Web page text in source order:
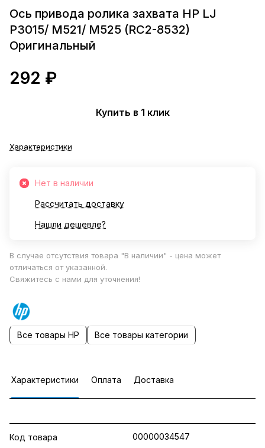
Ось привода ролика захвата HP LJ
P3015/ M521/ M525 (RC2-8532)
Оригинальный
292 ₽
Купить в 1 клик
Характеристики
Нет в наличии
Рассчитать доставку
Нашли дешевле?
В случае отсутствия товара "В наличии" - цена может
отличаться от указанной.
Свяжитесь с нами для уточнения!
Все товары HP Все товары категории
Характеристики Оплата Доставка
Код товара 00000034547